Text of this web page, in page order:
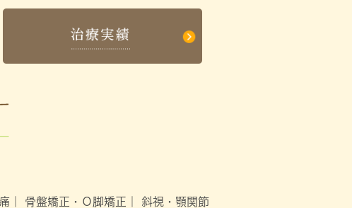
骨盤矯正・Ｏ脚矯正 斜視・顎関節